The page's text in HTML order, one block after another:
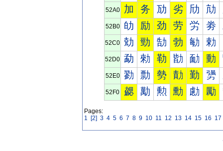
52A0 加 务 劢 劣 劤 劥
52B0 劰 励 劲 劳 労 劵
52C0 勀 勁 勂 勃 勄 勅
52D0 勐 勑 勒 勓 勔 動
52E0 勠 勡 勢 勣 勤 勥
52F0 勰 勱 勲 勳 勴 勵
Pages:
1 [2] 3 4 5 6 7 8 9 10 11 12 13 14 15 16 17